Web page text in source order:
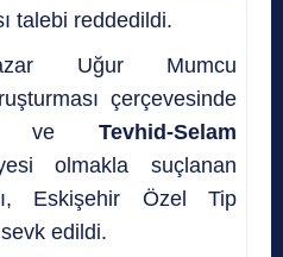
talebi reddedildi.
yazar Uğur Mumcu
çerçevesinde
ve Tevhid-Selam
olmakla suçlanan
Eskişehir Özel Tip
edildi.